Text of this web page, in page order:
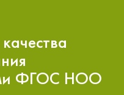
ФГОС НОО